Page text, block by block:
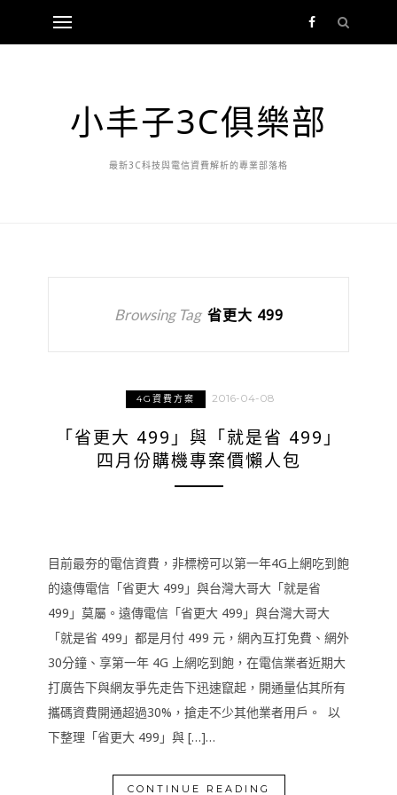
小丰子3C俱樂部
最新3C科技與電信資費解析的專業部落格
Browsing Tag 省更大 499
4G資費方案 2016-04-08
「省更大 499」與「就是省 499」
四月份購機專案價懶人包
目前最夯的電信資費，非標榜可以第一年4G上網吃到飽
的遠傳電信「省更大 499」與台灣大哥大「就是省
499」莫屬。遠傳電信「省更大 499」與台灣大哥大
「就是省 499」都是月付 499 元，網內互打免費、網外
30分鐘、享第一年 4G 上網吃到飽，在電信業者近期大
打廣告下與網友爭先走告下迅速竄起，開通量佔其所有
攜碼資費開通超過30%，搶走不少其他業者用戶。 以
下整理「省更大 499」與 […]…
CONTINUE READING